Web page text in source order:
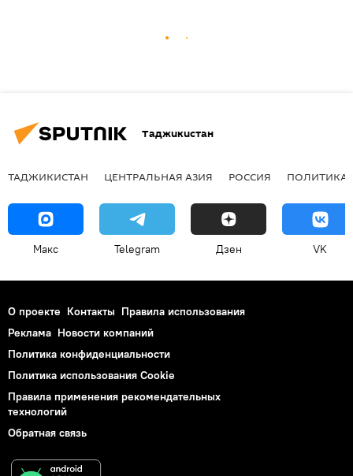
Таджикистан
ТАДЖИКИСТАН ЦЕНТРАЛЬНАЯ АЗИЯ РОССИЯ ПОЛИТИКА
Макс Telegram Дзен VK
О проекте Контакты Правила использования
Реклама Новости компаний
Политика конфиденциальности
Политика использования Cookie
Правила применения рекомендательных
технологий
Обратная связь